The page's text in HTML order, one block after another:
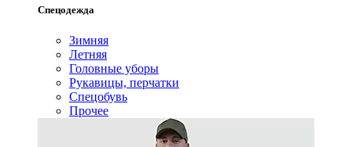
Спецодежда
Зимняя
Летняя
Головные уборы
Рукавицы, перчатки
Спецобувь
Прочее